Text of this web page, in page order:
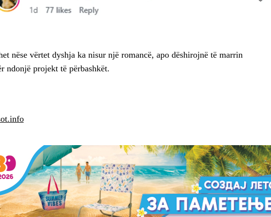
nëse vërtet dyshja ka nisur një romancë, apo dëshirojnë të marrin
ndonjë projekt të përbashkët.